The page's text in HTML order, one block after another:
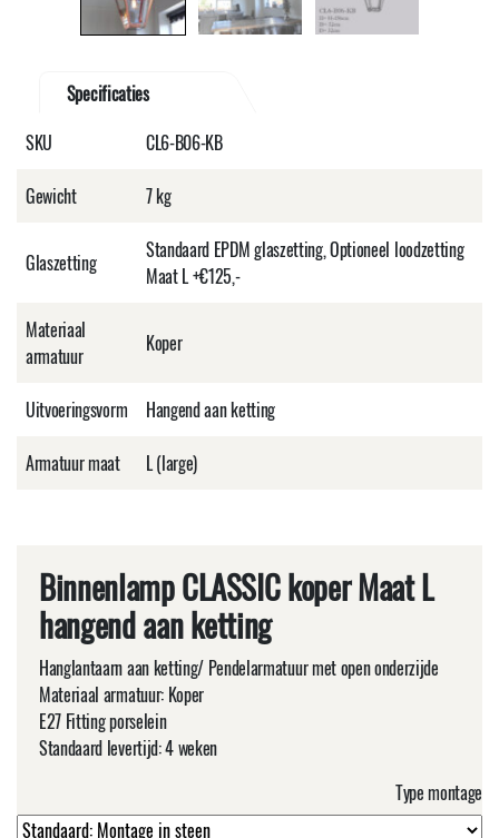
Specificaties
SKU
CL6-B06-KB
Gewicht
7 kg
Glaszetting
Standaard EPDM glaszetting, Optioneel loodzetting
Maat L +€125,-
Materiaal
armatuur
Koper
Uitvoeringsvorm
Hangend aan ketting
Armatuur maat
L (large)
Binnenlamp CLASSIC koper Maat L
hangend aan ketting
Hanglantaarn aan ketting/ Pendelarmatuur met open onderzijde
Materiaal armatuur: Koper
E27 Fitting porselein
Standaard levertijd: 4 weken
Type montage